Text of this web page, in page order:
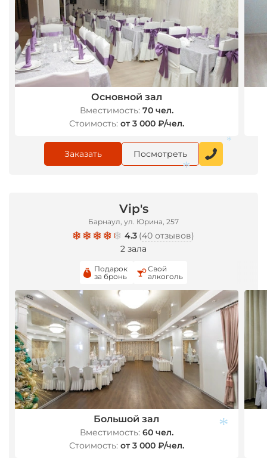
Основной зал
Вместимость: 70 чел.
Стоимость: от 3 000 ₽/чел.
Заказать Посмотреть
Vip's
Барнаул, ул. Юрина, 257
4.3 (40 отзывов)
2 зала
Подарок
за бронь
Свой
алкоголь
Большой зал
Вместимость: 60 чел.
Стоимость: от 3 000 ₽/чел.
*